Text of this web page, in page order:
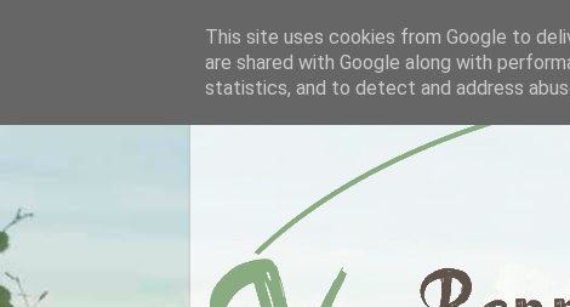
This site uses cookies from Google to
are shared with Google along with
statistics, and to detect and address